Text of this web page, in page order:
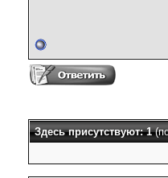
Здесь присутствуют: 1